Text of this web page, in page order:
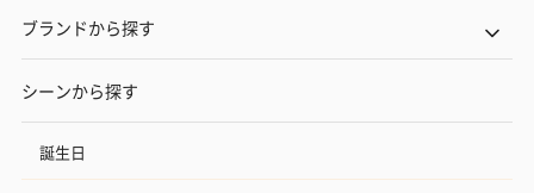
ブランドから探す
シーンから探す
誕生日